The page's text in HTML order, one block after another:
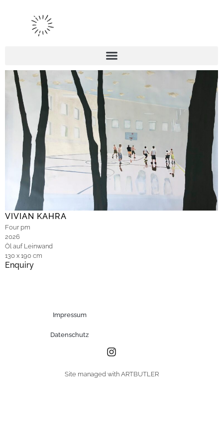
VIVIAN KAHRA
Four pm
2026
Öl auf Leinwand
130 x 190 cm
Enquiry
Impressum
Datenschutz
Site managed with ARTBUTLER